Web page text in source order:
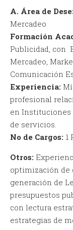
A. Área de
Mercadeo
Formación
Publicidad, con
Mercadeo,
Comunicación
Experiencia:
profesional
en Instituciones
de servicios.
No de Cargos: 1
Otros:
optimización de
generación de
presupuestos
con lectura
estrategias de